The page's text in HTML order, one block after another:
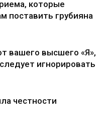
которые
поставить грубияна
вашего высшего «Я»,
игнорировать
честности